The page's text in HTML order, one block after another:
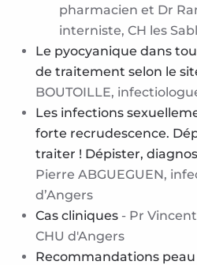
pharmacien et Dr
interniste, CH les
Le pyocyanique dans
de traitement selon le
BOUTOILLE,
Les infections
forte recrudescence.
traiter ! Dépister,
Pierre ABGUEGUEN,
d’Angers
Cas cliniques - Pr
CHU d'Angers
Recommandations